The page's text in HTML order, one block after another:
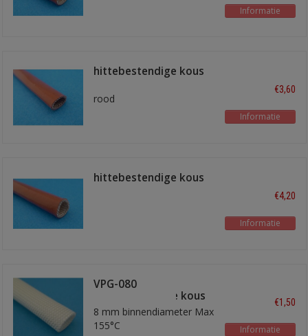
Informatie
hittebestendige kous
rood
€3,60
Informatie
hittebestendige kous
€4,20
Informatie
VPG-080
Hittebestendige kous
8 mm binnendiameter Max
155°C
€1,50
Informatie